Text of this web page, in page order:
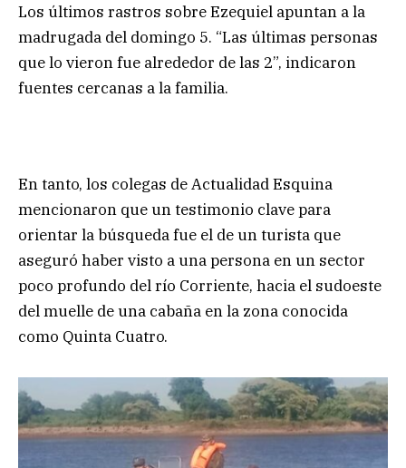
Los últimos rastros sobre Ezequiel apuntan a la
madrugada del domingo 5. “Las últimas personas
que lo vieron fue alrededor de las 2”, indicaron
fuentes cercanas a la familia.
En tanto, los colegas de Actualidad Esquina
mencionaron que un testimonio clave para
orientar la búsqueda fue el de un turista que
aseguró haber visto a una persona en un sector
poco profundo del río Corriente, hacia el sudoeste
del muelle de una cabaña en la zona conocida
como Quinta Cuatro.